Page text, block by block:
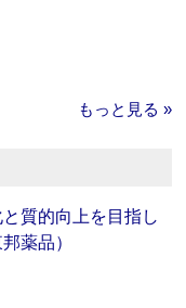
もっと見る »
と質的向上を目指し
薬品）